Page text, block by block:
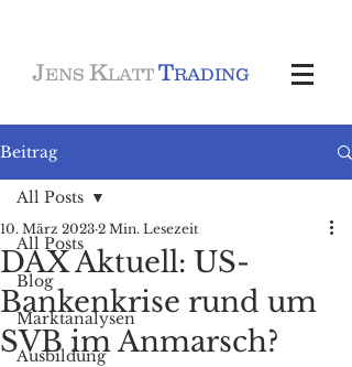
JENS KLATT TRADING
Beitrag
All Posts
Blog
Marktanalysen
Ausbildung
All Posts
DAX Aktuell: US-
Bankenkrise rund um
SVB im Anmarsch?
10. März 2023 2 Min. Lesezeit